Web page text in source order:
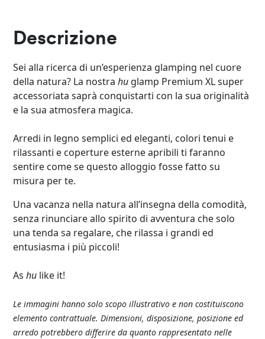
Descrizione
Sei alla ricerca di un’esperienza glamping nel cuore
della natura? La nostrahu glamp Premium XL super
accessoriata saprà conquistarti con la sua originalità
e la sua atmosfera magica.
Arredi in legno semplici ed eleganti, colori tenui e
rilassanti e coperture esterne apribili ti faranno
sentire come se questo alloggio fosse fatto su
misura per te.
Una vacanza nella natura all’insegna della comodità,
senza rinunciare allo spirito di avventura che solo
una tenda sa regalare, che rilassa i grandi ed
entusiasma i più piccoli!
As hu like it!
Le immagini hanno solo scopo illustrativo e non costituiscono
elemento contrattuale. Dimensioni, disposizione, posizione ed
arredo potrebbero differire da quanto rappresentato nelle